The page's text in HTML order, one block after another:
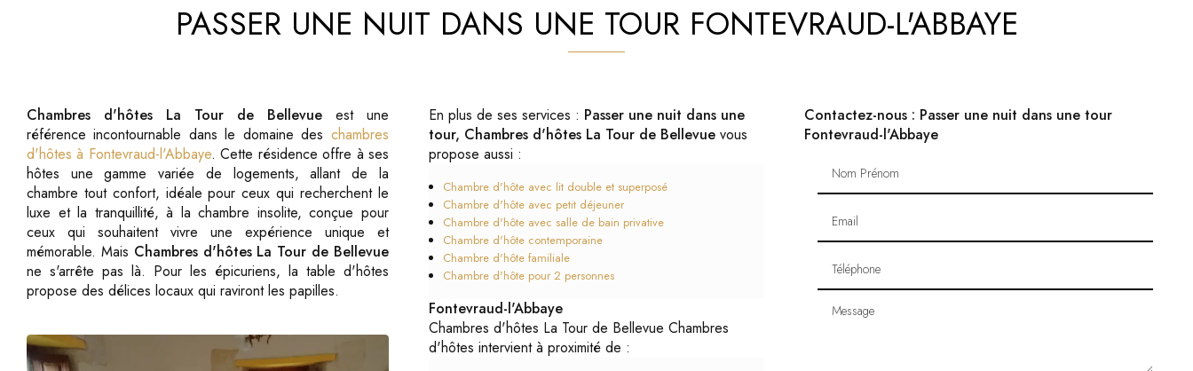
PASSER UNE NUIT DANS UNE TOUR FONTEVRAUD-L'ABBAYE
Chambres d'hôtes La Tour de Bellevue est une
référence incontournable dans le domaine des chambres
d'hôtes à Fontevraud-l'Abbaye. Cette résidence offre à ses
hôtes une gamme variée de logements, allant de la
chambre tout confort, idéale pour ceux qui recherchent le
luxe et la tranquillité, à la chambre insolite, conçue pour
ceux qui souhaitent vivre une expérience unique et
mémorable. Mais Chambres d'hôtes La Tour de Bellevue
ne s'arrête pas là. Pour les épicuriens, la table d'hôtes
propose des délices locaux qui raviront les papilles.
En plus de ses services : Passer une nuit dans une
tour, Chambres d'hôtes La Tour de Bellevuevous
propose aussi :
Chambre d'hôte avec lit double et superposé
Chambre d'hôte avec petit déjeuner
Chambre d'hôte avec salle de bain privative
Chambre d'hôte contemporaine
Chambre d'hôte familiale
Chambre d'hôte pour 2 personnes
Fontevraud-l'Abbaye
Chambres d'hôtes La Tour de Bellevue Chambres
d'hôtes intervient à proximité de :
Contactez-nous : Passer une nuit dans une tour
Fontevraud-l'Abbaye
Message